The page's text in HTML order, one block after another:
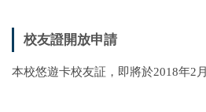
校友證開放申請
本校悠遊卡校友証，即將於2018年2